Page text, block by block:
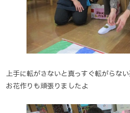
上手に転がさないと真っすぐ転がらな
お花作りも頑張りましたよ